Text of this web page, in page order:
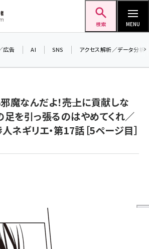
検索 MENU
広告 AI SNS アクセス解析／データ分析
魔なんだよ！――売上に貢献しな
足を引っ張るのはやめてくれ／
ネギリエ・第17話［5ページ目］